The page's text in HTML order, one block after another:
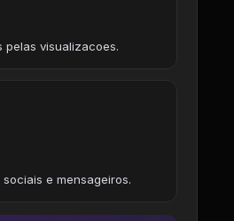
pelas visualizacoes.
e mensageiros.